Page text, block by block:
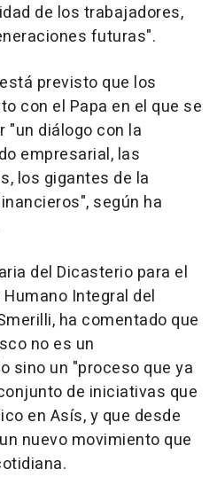
de los trabajadores,
futuras".
previsto que los
con el Papa en el que se
"un diálogo con la
empresarial, las
los gigantes de la
según ha
del Dicasterio para el
Integral del
ha comentado que
no es un
sino un "proceso que ya
de iniciativas que
en Asís, y que desde
nuevo movimiento que